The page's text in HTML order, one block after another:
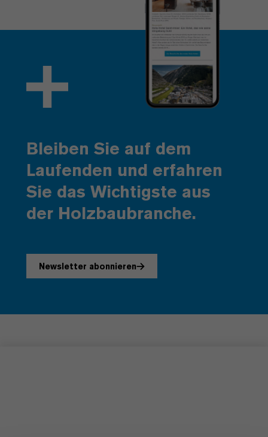
Bleiben Sie auf dem
Laufenden und erfahren
Sie das Wichtigste aus
der Holzbaubranche.
Newsletter abonnieren